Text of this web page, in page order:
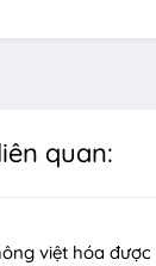
quan:
việt hóa